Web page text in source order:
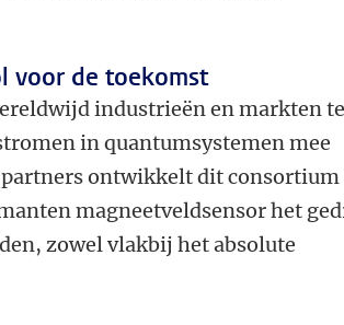
voor de toekomst
industrieën en markten te
in quantumsystemen mee
ontwikkelt dit consortium
magneetveldsensor het
zowel vlakbij hetabsolute